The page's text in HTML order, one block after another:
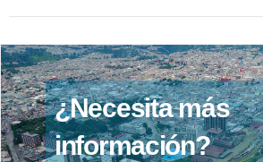
¿Necesita más
información?